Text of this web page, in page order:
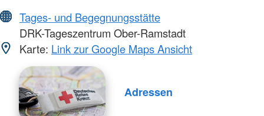
Tages- und Begegnungsstätte
DRK-Tageszentrum Ober-Ramstadt
Karte: Link zur Google Maps Ansicht
Adressen